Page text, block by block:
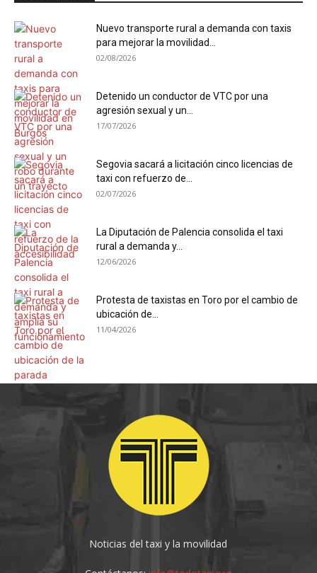
Nuevo transporte rural a demanda con taxis
para mejorar la movilidad...
02/08/2026
Detenido un conductor de VTC por una
agresión sexual y un...
17/07/2026
Segovia sacará a licitación cinco licencias de
taxi con refuerzo de...
02/07/2026
La Diputación de Palencia consolida el taxi
rural a demanda y...
12/06/2026
Protesta de taxistas en Toro por el cambio de
ubicación de...
11/04/2026
Noticias del taxi y la movilidad